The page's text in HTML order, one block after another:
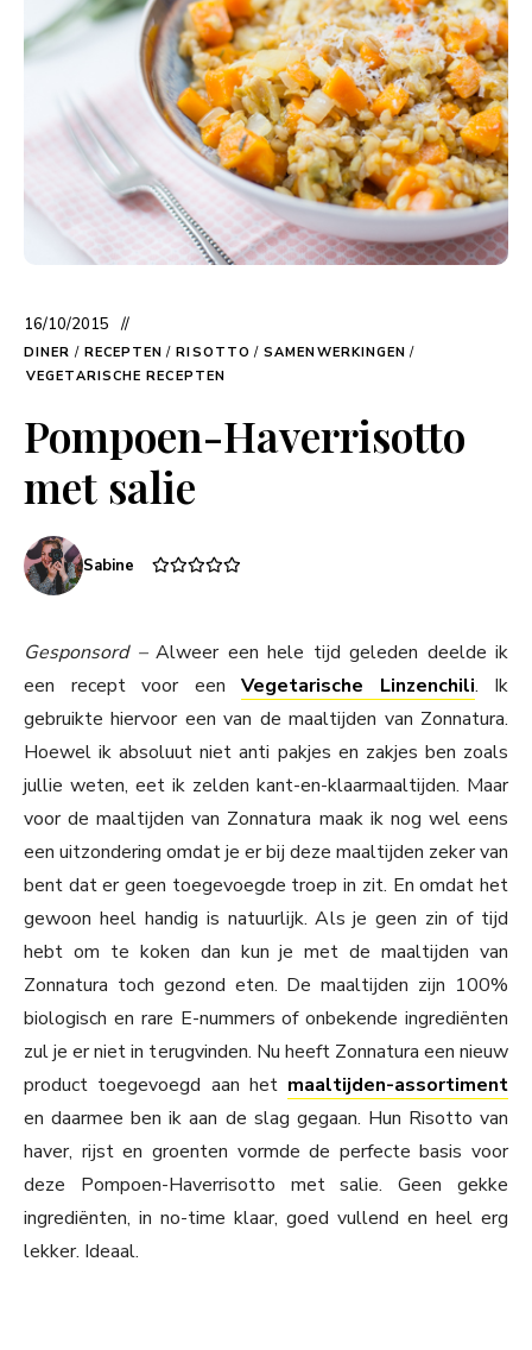
16/10/2015
DINER / RECEPTEN / RISOTTO / SAMENWERKINGEN /
VEGETARISCHE RECEPTEN
Pompoen-Haverrisotto
met salie
Sabine
Gesponsord – Alweer een hele tijd geleden deelde ik
een recept voor een Vegetarische Linzenchili. Ik
gebruikte hiervoor een van de maaltijden van Zonnatura.
Hoewel ik absoluut niet anti pakjes en zakjes ben zoals
jullie weten, eet ik zelden kant-en-klaarmaaltijden. Maar
voor de maaltijden van Zonnatura maak ik nog wel eens
een uitzondering omdat je er bij deze maaltijden zeker van
bent dat er geen toegevoegde troep in zit. En omdat het
gewoon heel handig is natuurlijk. Als je geen zin of tijd
hebt om te koken dan kun je met de maaltijden van
Zonnatura toch gezond eten. De maaltijden zijn 100%
biologisch en rare E-nummers of onbekende ingrediënten
zul je er niet in terugvinden. Nu heeft Zonnatura een nieuw
product toegevoegd aan het maaltijden-assortiment
en daarmee ben ik aan de slag gegaan. Hun Risotto van
haver, rijst en groenten vormde de perfecte basis voor
deze Pompoen-Haverrisotto met salie. Geen gekke
ingrediënten, in no-time klaar, goed vullend en heel erg
lekker. Ideaal.